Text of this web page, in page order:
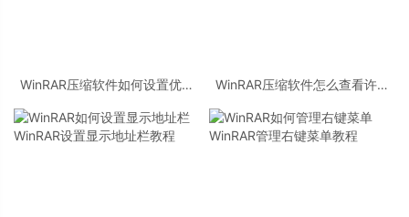
WinRAR压缩软件如何设置优先
WinRAR压缩软件怎么查看许可